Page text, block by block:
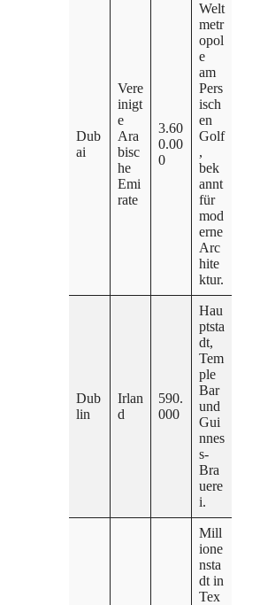
Dub
ai
Vere
inigt
e
Ara
bisc
he
Emi
rate
3.60
0.00
0
Welt
metr
opol
e
am
Pers
isch
en
Golf
,
bek
annt
für
mod
erne
Arc
hite
ktur.
Dub
lin
Irlan
d
590.
000
Hau
ptsta
dt,
Tem
ple
Bar
und
Gui
nnes
s-
Bra
uere
i.
Mill
ione
nsta
dt in
Tex